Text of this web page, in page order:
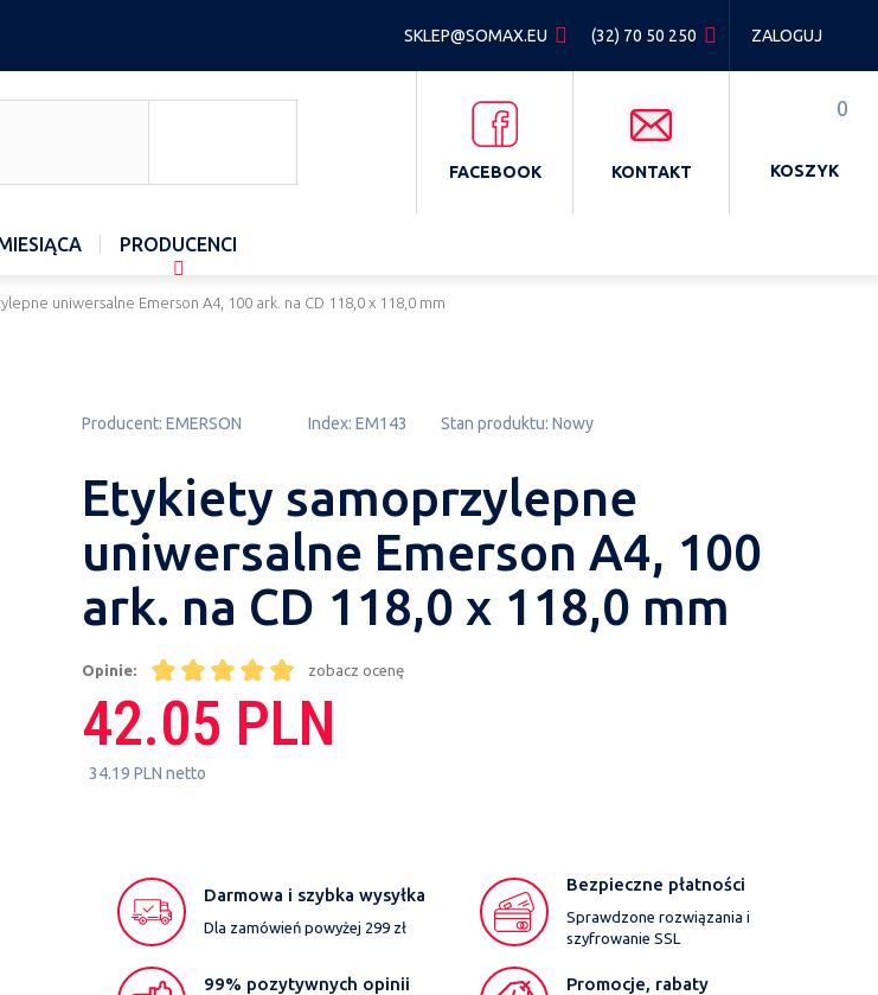
SKLEP@SOMAX.EU (32) 70 50 250 ZALOGUJ
FACEBOOK KONTAKT
0
KOSZYK
PRODUCENCI
uniwersalne Emerson A4, 100 ark. na CD 118,0 x 118,0 mm
Producent: EMERSON Index: EM143 Stan produktu: Nowy
Etykiety samoprzylepne
uniwersalne Emerson A4, 100
ark. na CD 118,0 x 118,0 mm
Opinie: zobacz ocenę
42.05 PLN
34.19 PLN netto
Darmowa i szybka wysyłka
Dla zamówień powyżej 299 zł
Bezpieczne płatności
Sprawdzone rozwiązania i
szyfrowanie SSL
99% pozytywnych opinii Promocje, rabaty